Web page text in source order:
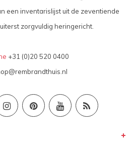
een inventarislijst uit de zeventiende
zorgvuldig heringericht.
+31 (0)20 520 0400